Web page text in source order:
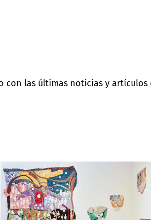
con las últimas noticias y artículos